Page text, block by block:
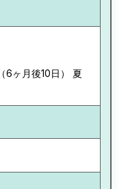
6ヶ月後10日） 夏